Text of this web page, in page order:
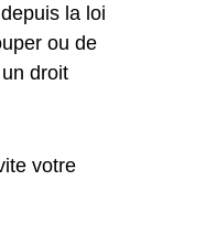
la loi
ou de
droit
votre